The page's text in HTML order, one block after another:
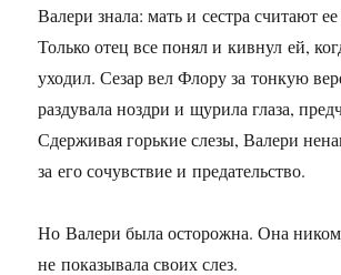
Валери знала: мать и сестра считают
Только отец все понял и кивнул ей,
уходил. Сезар вел Флору за тонкую
раздувала ноздри и щурила глаза,
Сдерживая горькие слезы, Валери
за его сочувствие и предательство.
Но Валери была осторожна. Она
не показывала своих слез.